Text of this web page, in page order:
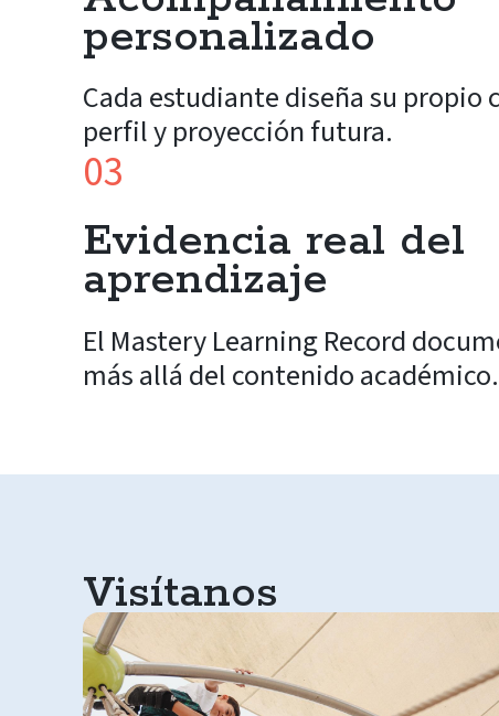
personalizado
Cada estudiante diseña su propio
perfil y proyección futura.
03
Evidencia real del
aprendizaje
El Mastery Learning Record
más allá del contenido académico.
Visítanos